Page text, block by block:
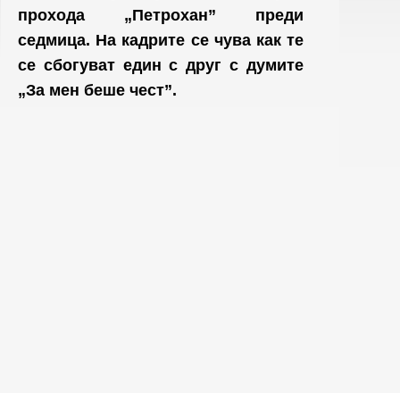
прохода „Петрохан” преди
седмица. На кадрите се чува как те
се сбогуват един с друг с думите
„За мен беше чест”.